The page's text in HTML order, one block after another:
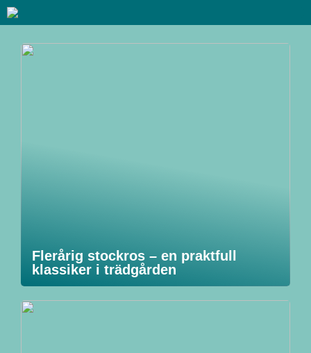
Flerårig stockros – en praktfull
klassiker i trädgården